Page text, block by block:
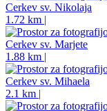
Cerkev sv. Nikolaja
1.72 km |
Cerkev sv. Marjete
1.88 km |
Cerkev sv. Mihaela
2.1 km |